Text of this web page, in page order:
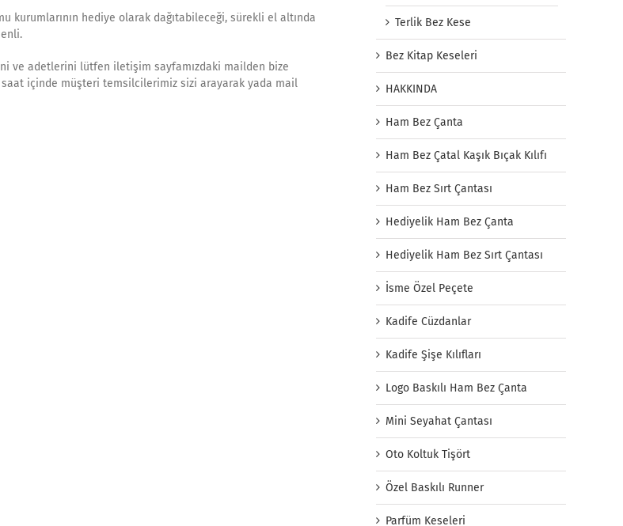
hediye olarak dağıtabileceği, sürekli el altında
ve adetlerini lütfen iletişim sayfamızdaki mailden bize
saat içinde müşteri temsilcilerimiz sizi arayarak yada mail
Terlik Bez Kese
Bez Kitap Keseleri
HAKKINDA
Ham Bez Çanta
Ham Bez Çatal Kaşık Bıçak Kılıfı
Ham Bez Sırt Çantası
Hediyelik Ham Bez Çanta
Hediyelik Ham Bez Sırt Çantası
İsme Özel Peçete
Kadife Cüzdanlar
Kadife Şişe Kılıfları
Logo Baskılı Ham Bez Çanta
Mini Seyahat Çantası
Oto Koltuk Tişört
Özel Baskılı Runner
Parfüm Keseleri